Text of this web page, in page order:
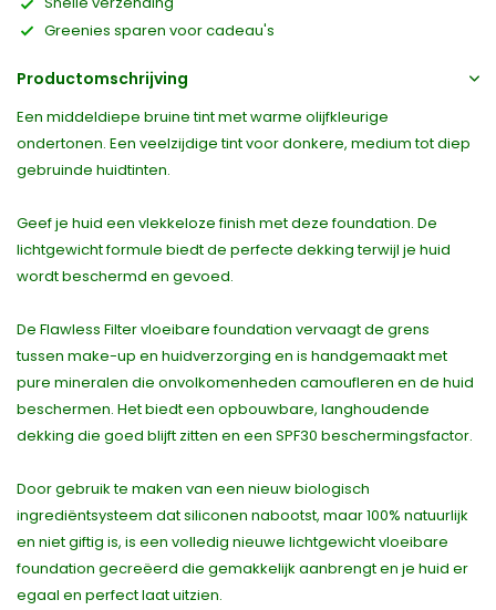
Greenies sparen voor cadeau's
Productomschrijving
Een middeldiepe bruine tint met warme olijfkleurige
ondertonen. Een veelzijdige tint voor donkere, medium tot diep
gebruinde huidtinten.
Geef je huid een vlekkeloze finish met deze foundation. De
lichtgewicht formule biedt de perfecte dekking terwijl je huid
wordt beschermd en gevoed.
De Flawless Filter vloeibare foundation vervaagt de grens
tussen make-up en huidverzorging en is handgemaakt met
pure mineralen die onvolkomenheden camoufleren en de huid
beschermen. Het biedt een opbouwbare, langhoudende
dekking die goed blijft zitten en een SPF30 beschermingsfactor.
Door gebruik te maken van een nieuw biologisch
ingrediëntsysteem dat siliconen nabootst, maar 100% natuurlijk
en niet giftig is, is een volledig nieuwe lichtgewicht vloeibare
foundation gecreëerd die gemakkelijk aanbrengt en je huid er
egaal en perfect laat uitzien.